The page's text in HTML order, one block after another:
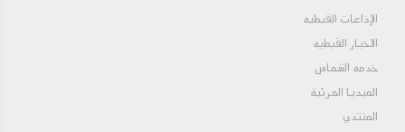
الإذاعات القبطيه
الاخبار القبطيه
خدمه الشماس
الميديا المرئية
المنتدي